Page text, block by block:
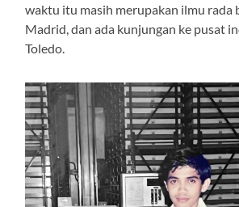
waktu itu masih merupakan ilmu rada
Madrid, dan ada kunjungan ke pusat
Toledo.